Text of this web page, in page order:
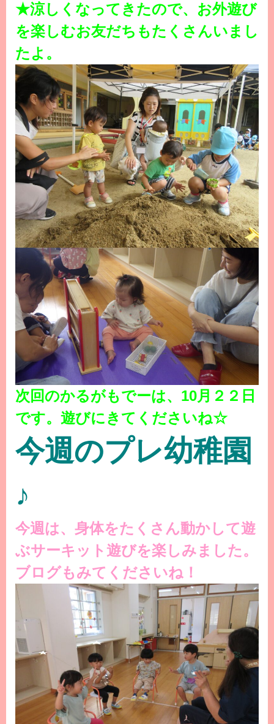
★涼しくなってきたので、お外遊び
を楽しむお友だちもたくさんいまし
たよ。
次回のかるがもでーは、10月２２日
です。遊びにきてくださいね☆
今週のプレ幼稚園
♪
今週は、身体をたくさん動かして遊
ぶサーキット遊びを楽しみました。
ブログもみてくださいね！